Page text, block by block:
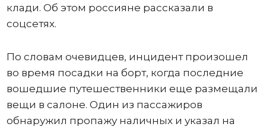
клади. Об этом россияне рассказали в
соцсетях.
По словам очевидцев, инцидент произошел
во время посадки на борт, когда последние
вошедшие путешественники еще размещали
вещи в салоне. Один из пассажиров
обнаружил пропажу наличных и указал на